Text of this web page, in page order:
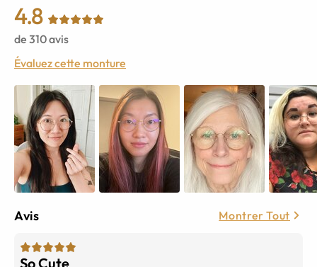
4.8
de 310avis
Évaluez cette monture
Avis Montrer Tout
So Cute